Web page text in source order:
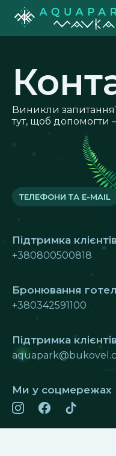
Виникли
тут, щоб допомогти
ТЕЛЕФОНИ ТА E-MAIL
Підтримка клієнтів
+380800500818
Бронювання
+380342591100
Підтримка клієнтів
Ми у соцмережах